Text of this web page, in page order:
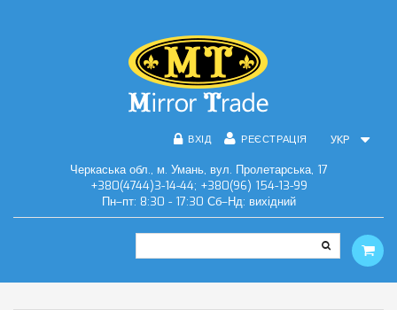
УКР
ВХІД РЕЄСТРАЦІЯ
Черкаська обл., м. Умань, вул. Пролетарська, 17
+380(4744)3-14-44; +380(96) 154-13-99
Пн–пт: 8:30 - 17:30 Сб–Нд: вихідний